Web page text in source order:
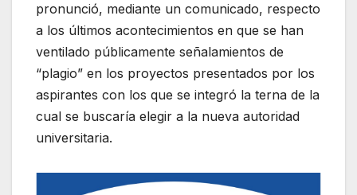
pronunció, mediante un comunicado, respecto
a los últimos acontecimientos en que se han
ventilado públicamente señalamientos de
“plagio” en los proyectos presentados por los
aspirantes con los que se integró la terna de la
cual se buscaría elegir a la nueva autoridad
universitaria.